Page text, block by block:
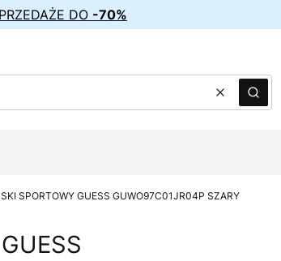
DO -70%
WyczyśćSzukaj
SPORTOWY GUESS GUWO97C01JR04P SZARY
GUESS